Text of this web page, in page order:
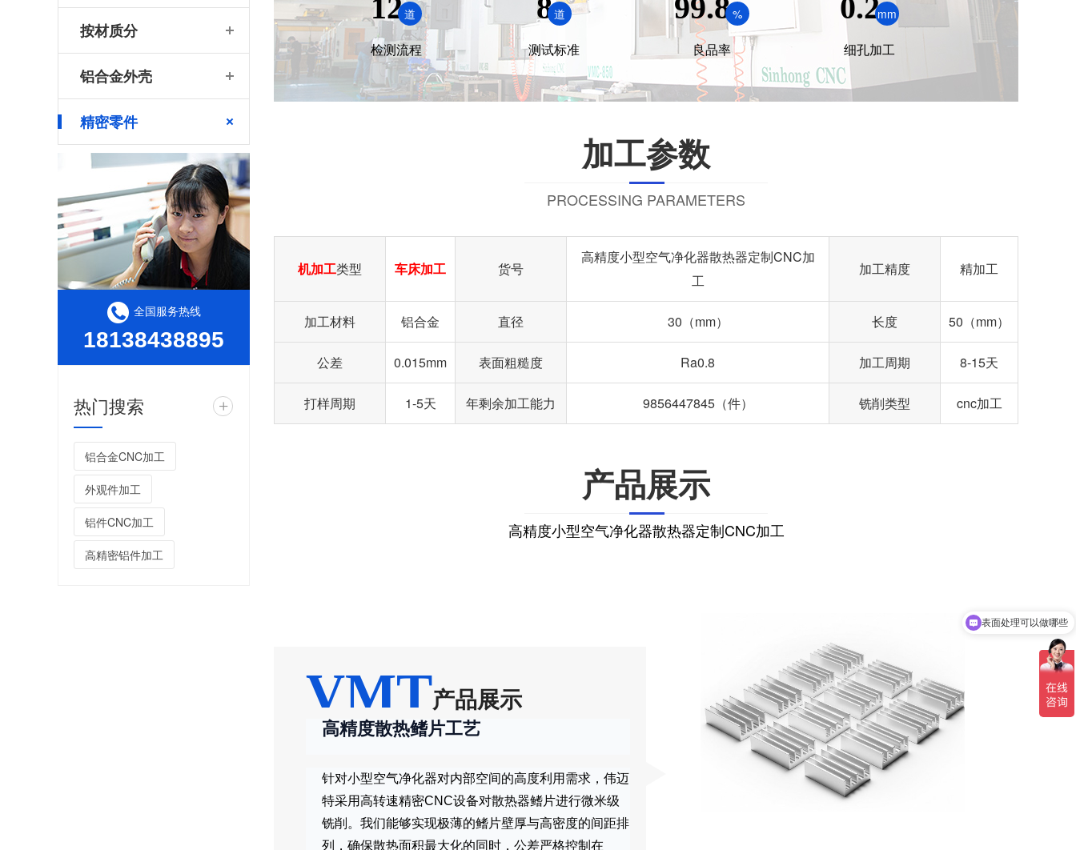
12道
检测流程
8道
测试标准
99.8%
良品率
0.2mm
细孔加工
加工参数
PROCESSING PARAMETERS
机加工类型 车床加工 货号
高精度小型空气净化器散热器定制CNC加
工
加工精度 精加工
加工材料 铝合金 直径 30（mm） 长度 50（mm）
公差 0.015mm 表面粗糙度 Ra0.8 加工周期 8-15天
打样周期 1-5天 年剩余加工能力 9856447845（件） 铣削类型 cnc加工
产品展示
高精度小型空气净化器散热器定制CNC加工
VMT产品展示
高精度散热鳍片工艺
针对小型空气净化器对内部空间的高度利用需求，伟迈
特采用高转速精密CNC设备对散热器鳍片进行微米级
铣削。我们能够实现极薄的鳍片壁厚与高密度的间距排
列，确保散热面积最大化的同时，公差严格控制在
按材质分
铝合金外壳
精密零件
全国服务热线
18138438895
热门搜索 +
铝合金CNC加工
外观件加工
铝件CNC加工
高精密铝件加工
表面处理可以做哪些